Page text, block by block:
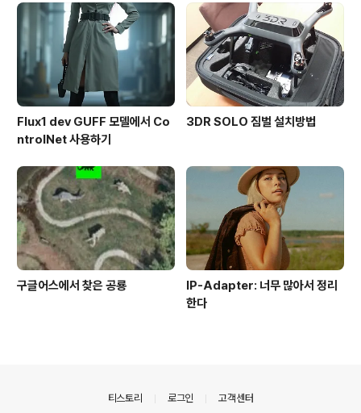
Flux1 dev GUFF 모델에서 Co
ntrolNet 사용하기
3DR SOLO 짐벌 설치방법
구글어스에서 찾은 공룡
IP-Adapter: 너무 많아서 정리
한다
티스토리 로그인 고객센터